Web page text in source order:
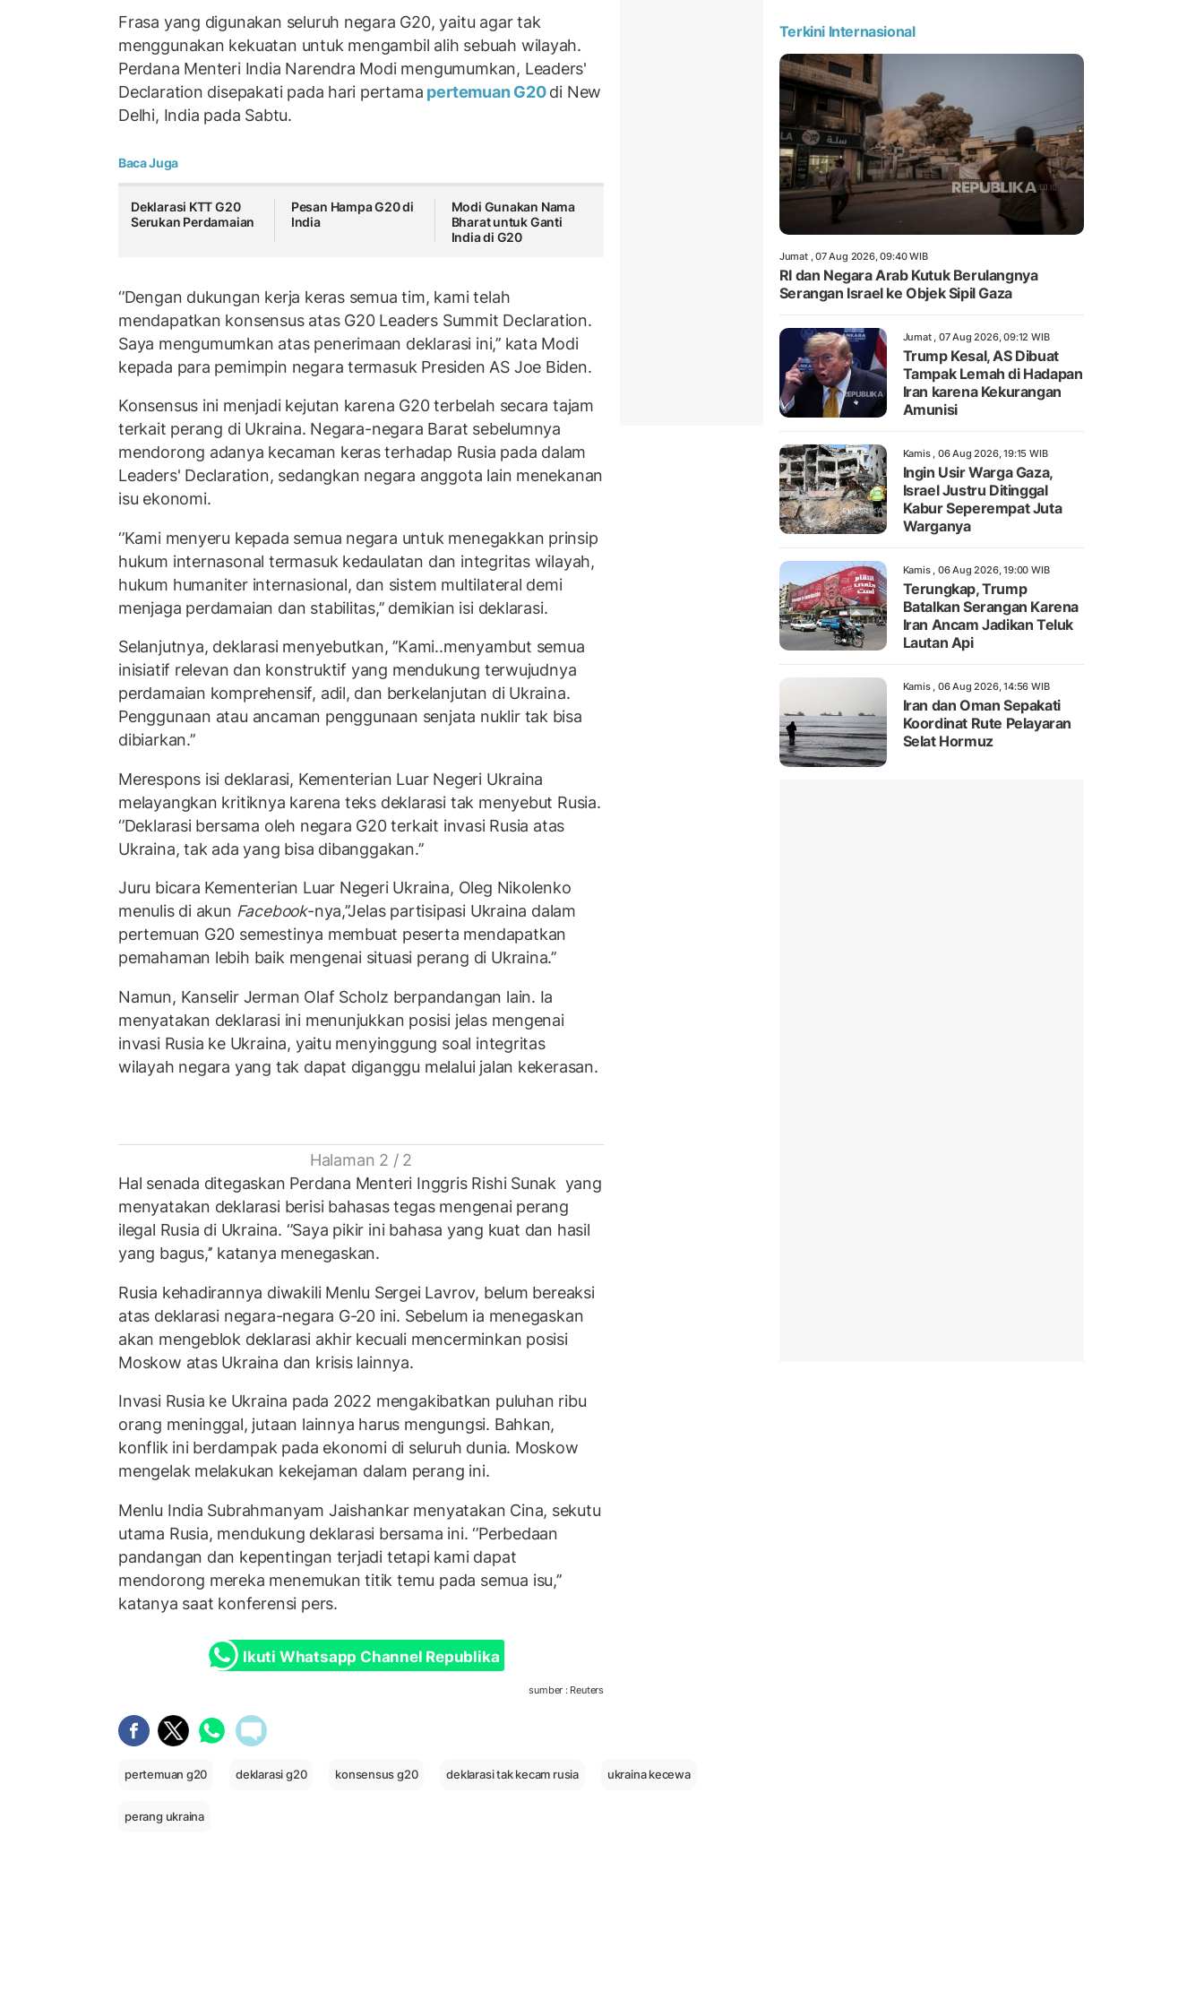
Frasa yang digunakan seluruh negara G20, yaitu agar tak
menggunakan kekuatan untuk mengambil alih sebuah wilayah.
Perdana Menteri India Narendra Modi mengumumkan, Leaders'
Declaration disepakati pada hari pertama pertemuan G20di New
Delhi, India pada Sabtu.
Baca Juga
Deklarasi KTT G20
Serukan Perdamaian
Pesan Hampa G20 di
India
Modi Gunakan Nama
Bharat untuk Ganti
India di G20
‘’Dengan dukungan kerja keras semua tim, kami telah
mendapatkan konsensus atas G20 Leaders Summit Declaration.
Saya mengumumkan atas penerimaan deklarasi ini,’’ kata Modi
kepada para pemimpin negara termasuk Presiden AS Joe Biden.
Konsensus ini menjadi kejutan karena G20 terbelah secara tajam
terkait perang di Ukraina. Negara-negara Barat sebelumnya
mendorong adanya kecaman keras terhadap Rusia pada dalam
Leaders' Declaration, sedangkan negara anggota lain menekanan
isu ekonomi.
‘’Kami menyeru kepada semua negara untuk menegakkan prinsip
hukum internasonal termasuk kedaulatan dan integritas wilayah,
hukum humaniter internasional, dan sistem multilateral demi
menjaga perdamaian dan stabilitas,’’ demikian isi deklarasi.
Selanjutnya, deklarasi menyebutkan, ’’Kami..menyambut semua
inisiatif relevan dan konstruktif yang mendukung terwujudnya
perdamaian komprehensif, adil, dan berkelanjutan di Ukraina.
Penggunaan atau ancaman penggunaan senjata nuklir tak bisa
dibiarkan.’’
Merespons isi deklarasi, Kementerian Luar Negeri Ukraina
melayangkan kritiknya karena teks deklarasi tak menyebut Rusia.
‘’Deklarasi bersama oleh negara G20 terkait invasi Rusia atas
Ukraina, tak ada yang bisa dibanggakan.’’
Juru bicara Kementerian Luar Negeri Ukraina, Oleg Nikolenko
menulis di akun Facebook-nya,’’Jelas partisipasi Ukraina dalam
pertemuan G20 semestinya membuat peserta mendapatkan
pemahaman lebih baik mengenai situasi perang di Ukraina.’’
Namun, Kanselir Jerman Olaf Scholz berpandangan lain. Ia
menyatakan deklarasi ini menunjukkan posisi jelas mengenai
invasi Rusia ke Ukraina, yaitu menyinggung soal integritas
wilayah negara yang tak dapat diganggu melalui jalan kekerasan.
Halaman 2 / 2
Hal senada ditegaskan Perdana Menteri Inggris Rishi Sunak yang
menyatakan deklarasi berisi bahasas tegas mengenai perang
ilegal Rusia di Ukraina. ‘’Saya pikir ini bahasa yang kuat dan hasil
yang bagus,’’ katanya menegaskan.
Rusia kehadirannya diwakili Menlu Sergei Lavrov, belum bereaksi
atas deklarasi negara-negara G-20 ini. Sebelum ia menegaskan
akan mengeblok deklarasi akhir kecuali mencerminkan posisi
Moskow atas Ukraina dan krisis lainnya.
Invasi Rusia ke Ukraina pada 2022 mengakibatkan puluhan ribu
orang meninggal, jutaan lainnya harus mengungsi. Bahkan,
konflik ini berdampak pada ekonomi di seluruh dunia. Moskow
mengelak melakukan kekejaman dalam perang ini.
Menlu India Subrahmanyam Jaishankar menyatakan Cina, sekutu
utama Rusia, mendukung deklarasi bersama ini. ‘’Perbedaan
pandangan dan kepentingan terjadi tetapi kami dapat
mendorong mereka menemukan titik temu pada semua isu,’’
katanya saat konferensi pers.
Ikuti Whatsapp Channel Republika
sumber : Reuters
pertemuan g20 deklarasi g20 konsensus g20 deklarasi tak kecam rusia ukraina kecewa
perang ukraina
Terkini Internasional
Jumat , 07 Aug 2026, 09:40 WIB
RI dan Negara Arab Kutuk Berulangnya
Serangan Israel ke Objek Sipil Gaza
Jumat , 07 Aug 2026, 09:12 WIB
Trump Kesal, AS Dibuat
Tampak Lemah di Hadapan
Iran karena Kekurangan
Amunisi
Kamis , 06 Aug 2026, 19:15 WIB
Ingin Usir Warga Gaza,
Israel Justru Ditinggal
Kabur Seperempat Juta
Warganya
Kamis , 06 Aug 2026, 19:00 WIB
Terungkap, Trump
Batalkan Serangan Karena
Iran Ancam Jadikan Teluk
Lautan Api
Kamis , 06 Aug 2026, 14:56 WIB
Iran dan Oman Sepakati
Koordinat Rute Pelayaran
Selat Hormuz